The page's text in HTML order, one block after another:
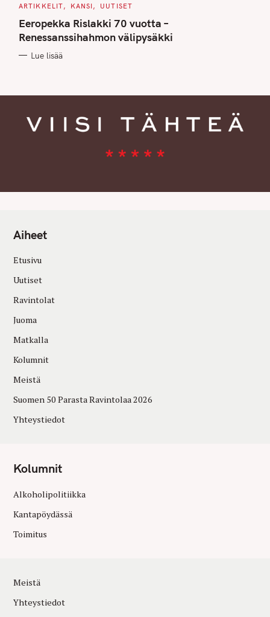
C
T
E
G
O
I
ARTIKKELIT KANSI UUTISET
Eeropekka Rislakki 70 vuotta –
Renessanssihahmon välipysäkki
Lue lisää
Aiheet
Etusivu
Uutiset
Ravintolat
Juoma
Matkalla
Kolumnit
Meistä
Suomen 50 Parasta Ravintolaa 2026
Yhteystiedot
Kolumnit
Alkoholipolitiikka
Kantapöydässä
Toimitus
Meistä
Yhteystiedot